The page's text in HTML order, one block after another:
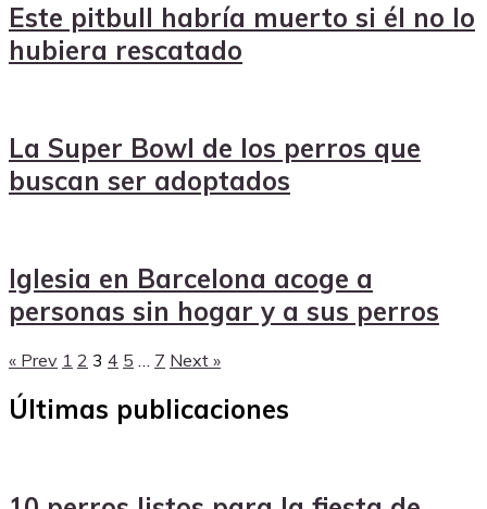
Este pitbull habría muerto si él no lo
hubiera rescatado
La Super Bowl de los perros que
buscan ser adoptados
Iglesia en Barcelona acoge a
personas sin hogar y a sus perros
« Prev 1 2 3 4 5 7 Next »
Últimas publicaciones